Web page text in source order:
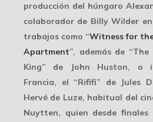
producción del húngaro
colaborador de Billy Wilder
trabajos como “Witness for
Apartment”, además de
King” de John Huston, o
Francia, el “Rififi” de Jules
Hervé de Luze, habitual del
Nuytten, quien desde